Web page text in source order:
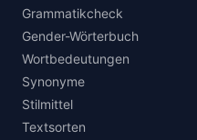
Grammatikcheck
Gender-Wörterbuch
Wortbedeutungen
Synonyme
Stilmittel
Textsorten